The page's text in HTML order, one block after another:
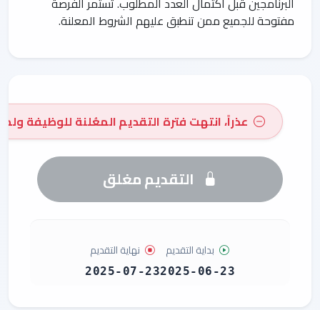
مفتوحة للجميع ممن تنطبق عليهم الشروط المعلنة.
عذراً، انتهت فترة التقديم المعُلنة للوظيفة
التقديم مغلق
بداية التقديم
2025-06-23
نهاية التقديم
2025-07-23